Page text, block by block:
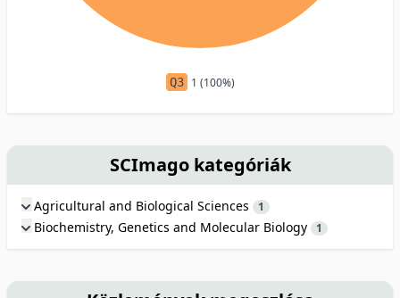
Q3 1 (100%)
SCImago kategóriák
Agricultural and Biological Sciences 1
Biochemistry, Genetics and Molecular Biology 1